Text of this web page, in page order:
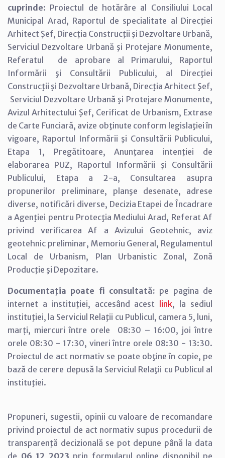
cuprinde: Proiectul de hotărâre al Consiliului Local
Municipal Arad, Raportul de specialitate al Direcţiei
Arhitect Şef, Direcţia Construcţii şi Dezvoltare Urbană,
Serviciul Dezvoltare Urbană şi Protejare Monumente,
Referatul de aprobare al Primarului, Raportul
Informării şi Consultării Publicului, al Direcţiei
Construcţii şi Dezvoltare Urbană, Direcţia Arhitect Şef,
Serviciul Dezvoltare Urbană şi Protejare Monumente,
Avizul Arhitectului Şef, Cerificat de Urbanism, Extrase
de Carte Funciară, avize obţinute conform legislaţiei în
vigoare, Raportul Informării şi Consultării Publicului,
Etapa 1, Pregătitoare, Anunţarea intenţiei de
elaborarea PUZ, Raportul Informării şi Consultării
Publicului, Etapa a 2-a, Consultarea asupra
propunerilor preliminare, planşe desenate, adrese
diverse, notificări diverse, Decizia Etapei de Încadrare
a Agenţiei pentru Protecţia Mediului Arad, Referat Af
privind verificarea Af a Avizului Geotehnic, aviz
geotehnic preliminar, Memoriu General, Regulamentul
Local de Urbanism, Plan Urbanistic Zonal, Zonă
Producţie şi Depozitare.
Documentaţia poate fi consultată: pe pagina de
internet a instituţiei, accesând acest link, la sediul
instituţiei, la Serviciul Relaţii cu Publicul, camera 5, luni,
marți, miercuri între orele 08:30 – 16:00, joi între
orele 08:30 - 17:30, vineri între orele 08:30 - 13:30.
Proiectul de act normativ se poate obţine în copie, pe
bază de cerere depusă la Serviciul Relaţii cu Publicul al
instituţiei.
Propuneri, sugestii, opinii cu valoare de recomandare
privind proiectul de act normativ supus procedurii de
transparenţă decizională se pot depune până la data
de 06 12 2023 prin formularul online disponibil pe